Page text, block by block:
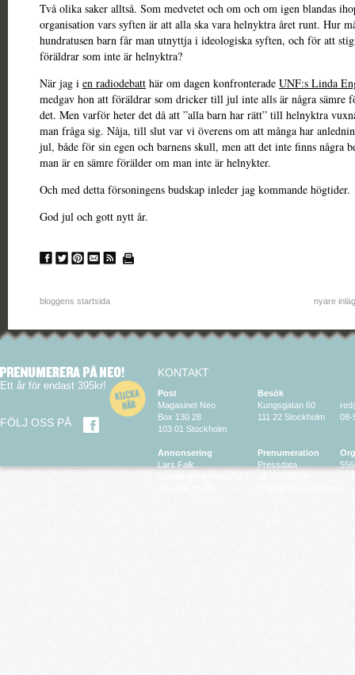
Två olika saker alltså. Som medvetet och om och om igen blandas
organisation vars syften är att alla ska vara helnyktra året runt. Hur
hundratusen barn får man utnyttja i ideologiska syften, och för att
föräldrar som inte är helnyktra?
När jag i en radiodebatt här om dagen konfronterade UNF:s Linda
medgav hon att föräldrar som dricker till jul inte alls är några sämre
det. Men varför heter det då att ”alla barn har rätt” till helnyktra
man fråga sig. Nåja, till slut var vi överens om att många har
jul, både för sin egen och barnens skull, men att det inte finns några
man är en sämre förälder om man inte är helnykter.
Och med detta försoningens budskap inleder jag kommande högtider.
God jul och gott nytt år.
bloggens startsida nyare
Ett år för endast 395kr!
FÖLJ OSS PÅ
KONTAKT
Post
Magasinet Neo
Box 130 28
103 01 Stockholm
Annonsering
Lars Falk
Besök
Kungsgatan 60
111 22 Stockholm
Prenumeration
Pressdata
08-